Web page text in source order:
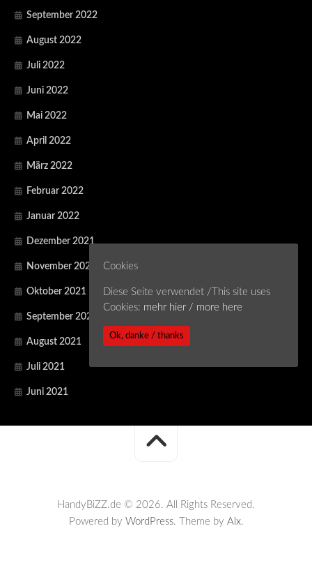
September 2022
August 2022
Juli 2022
Juni 2022
Mai 2022
April 2022
März 2022
Februar 2022
Januar 2022
Dezember 2021
November 2021
Oktober 2021
September 2021
August 2021
Juli 2021
Juni 2021
HandyBiZZ.de © 2026. All Rights Reserved.
Powered by WordPress. Theme by Alx.
Cookies
Diese Seite verwendet /This site uses
Cookies: mehr hier / more here
Ok, danke / thanks